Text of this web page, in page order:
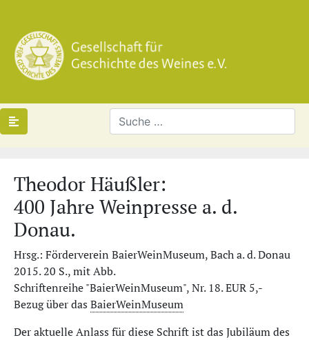
Theodor Häußler:
400 Jahre Weinpresse a. d.
Donau.
Hrsg.: Förderverein BaierWeinMuseum, Bach a. d. Donau
2015. 20 S., mit Abb.
Schriftenreihe "BaierWeinMuseum", Nr. 18. EUR 5,-
Bezug über das BaierWeinMuseum
Der aktuelle Anlass für diese Schrift ist das Jubiläum des